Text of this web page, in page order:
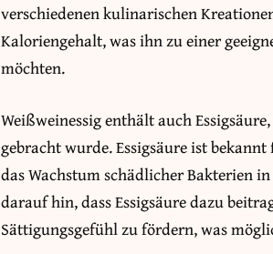
verschiedenen kulinarischen
Kaloriengehalt, was ihn zu einer
möchten.
Weißweinessig enthält auch
gebracht wurde. Essigsäure ist
das Wachstum schädlicher Bakterien
darauf hin, dass Essigsäure dazu
Sättigungsgefühl zu fördern, was